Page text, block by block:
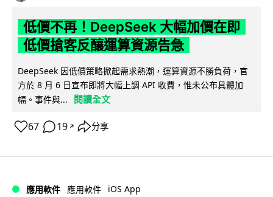
低價不再！DeepSeek 大幅加價在即
低價搶客反釀運算資源告急
DeepSeek 因低價策略掀起需求熱潮，運算資源不勝負荷，官
方於 8 月 6 日宣布即將大幅上調 API 收費，惟未公布具體加
幅。事件與...
閱讀全文
67 19 ↗ 分享
應用軟件 應用軟件 iOS App